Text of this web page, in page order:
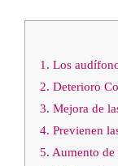
Llámanos 912
más
1. Los
2. Deterioro
3. Mejora de
4. Previenen
5. Aumento de